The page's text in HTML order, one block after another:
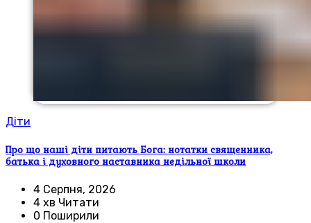
Діти
Про що наші діти питають Бога: нотатки священника,
батька і духовного наставника недільної школи
4 Серпня, 2026
4 хв Читати
0 Поширили